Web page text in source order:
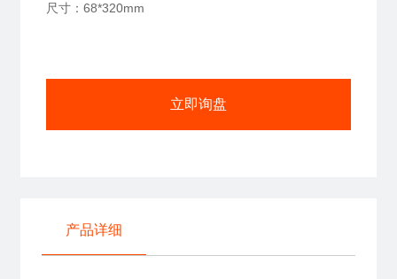
尺寸：68*320mm
立即询盘
产品详细